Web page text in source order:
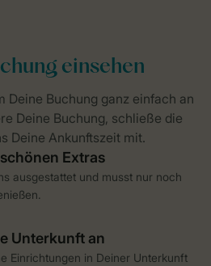
ausgestattet und musst nur noch
Einrichtungen in Deiner Unterkunft